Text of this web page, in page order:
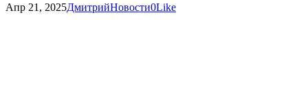
Апр 21, 2025ДмитрийНовости0Like